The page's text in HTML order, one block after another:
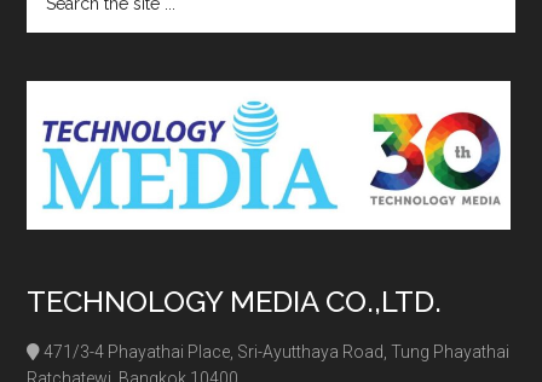
the
TECHNOLOGY MEDIA CO.,LTD.
471/3-4 Phayathai Place, Sri-Ayutthaya Road, Tung Phayathai